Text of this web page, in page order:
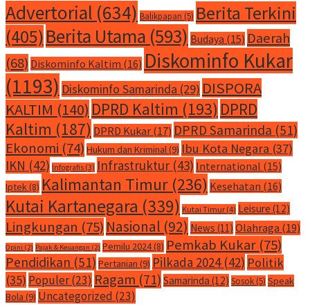
Advertorial (634) Balikpapan (5) Berita Terkini
(405)Berita Utama (593) Budaya (15) Daerah
(68) Diskominfo Kaltim (16) Diskominfo Kukar
(1193) Diskominfo Samarinda (29) DISPORA
KALTIM (140) DPRD Kaltim (193) DPRD
Kaltim (187) DPRD Kukar (17) DPRD Samarinda (51)
Ekonomi (74) Hukum dan Kriminal(9) Ibu Kota Negara (37)
IKN (42) Infografis (3) Infrastruktur (43) International (15)
Iptek(8) Kalimantan Timur (236) Kesehatan (16)
Kutai Kartanegara (339) Kutai Timur (4) Leisure (12)
Lingkungan (75) Nasional (92) News (11) Olahraga (19)
Opini (2) Pajak & Keuangan (2) Pemilu 2024(8) Pemkab Kukar (75)
Pendidikan (51) Pertanian (9) Pilkada 2024(42) Politik
(35) Populer(23) Ragam (71) Samarinda (12) Sosok(5) Speak
Bola (9) Uncategorized (23)